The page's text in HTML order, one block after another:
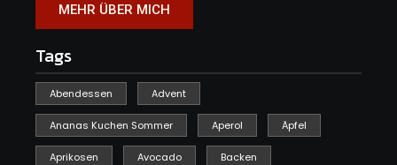
MEHR ÜBER MICH
Tags
Abendessen Advent
Ananas Kuchen Sommer Aperol Äpfel
Aprikosen Avocado Backen